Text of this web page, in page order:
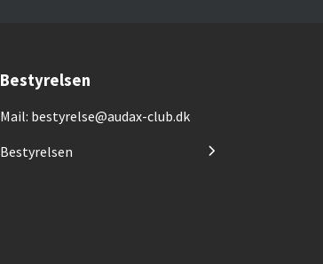
Bestyrelsen
Mail: bestyrelse@audax-club.dk
Bestyrelsen